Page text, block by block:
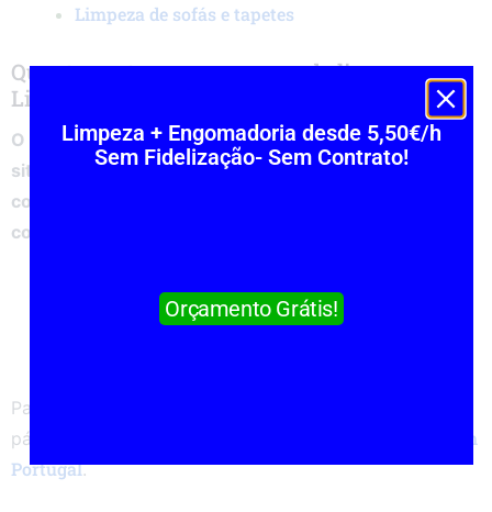
Limpeza de sofás e tapetes
Quanto custam as empresas de limpeza em
Lisboa
O preço médio de empresas de limpeza em Lisboa
situa-se entre 10€ e 20€ por hora, podendo variar
conforme o tipo de serviço, frequência e
complexidade.
Limpeza profunda: 12€ a 20€/hora
Limpeza de escritórios: 12€ a 18€/hora
Para uma análise mais detalhada, pode consultar
páginas como
preços de limpeza em
Portugal.
Limpeza + Engomadoria desde 5,50€/h
Sem Fidelização- Sem Contrato!
Orçamento Grátis!